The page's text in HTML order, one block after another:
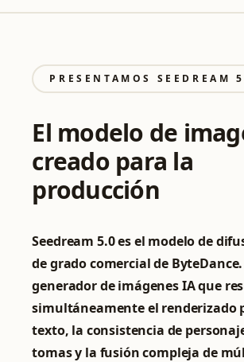
PRESENTAMOS SEEDREAM
El modelo de
creado para la
producción
Seedream 5.0 es el modelo de
de grado comercial de
generador de imágenes IA que
simultáneamente el renderizado
texto, la consistencia de
tomas y la fusión compleja de